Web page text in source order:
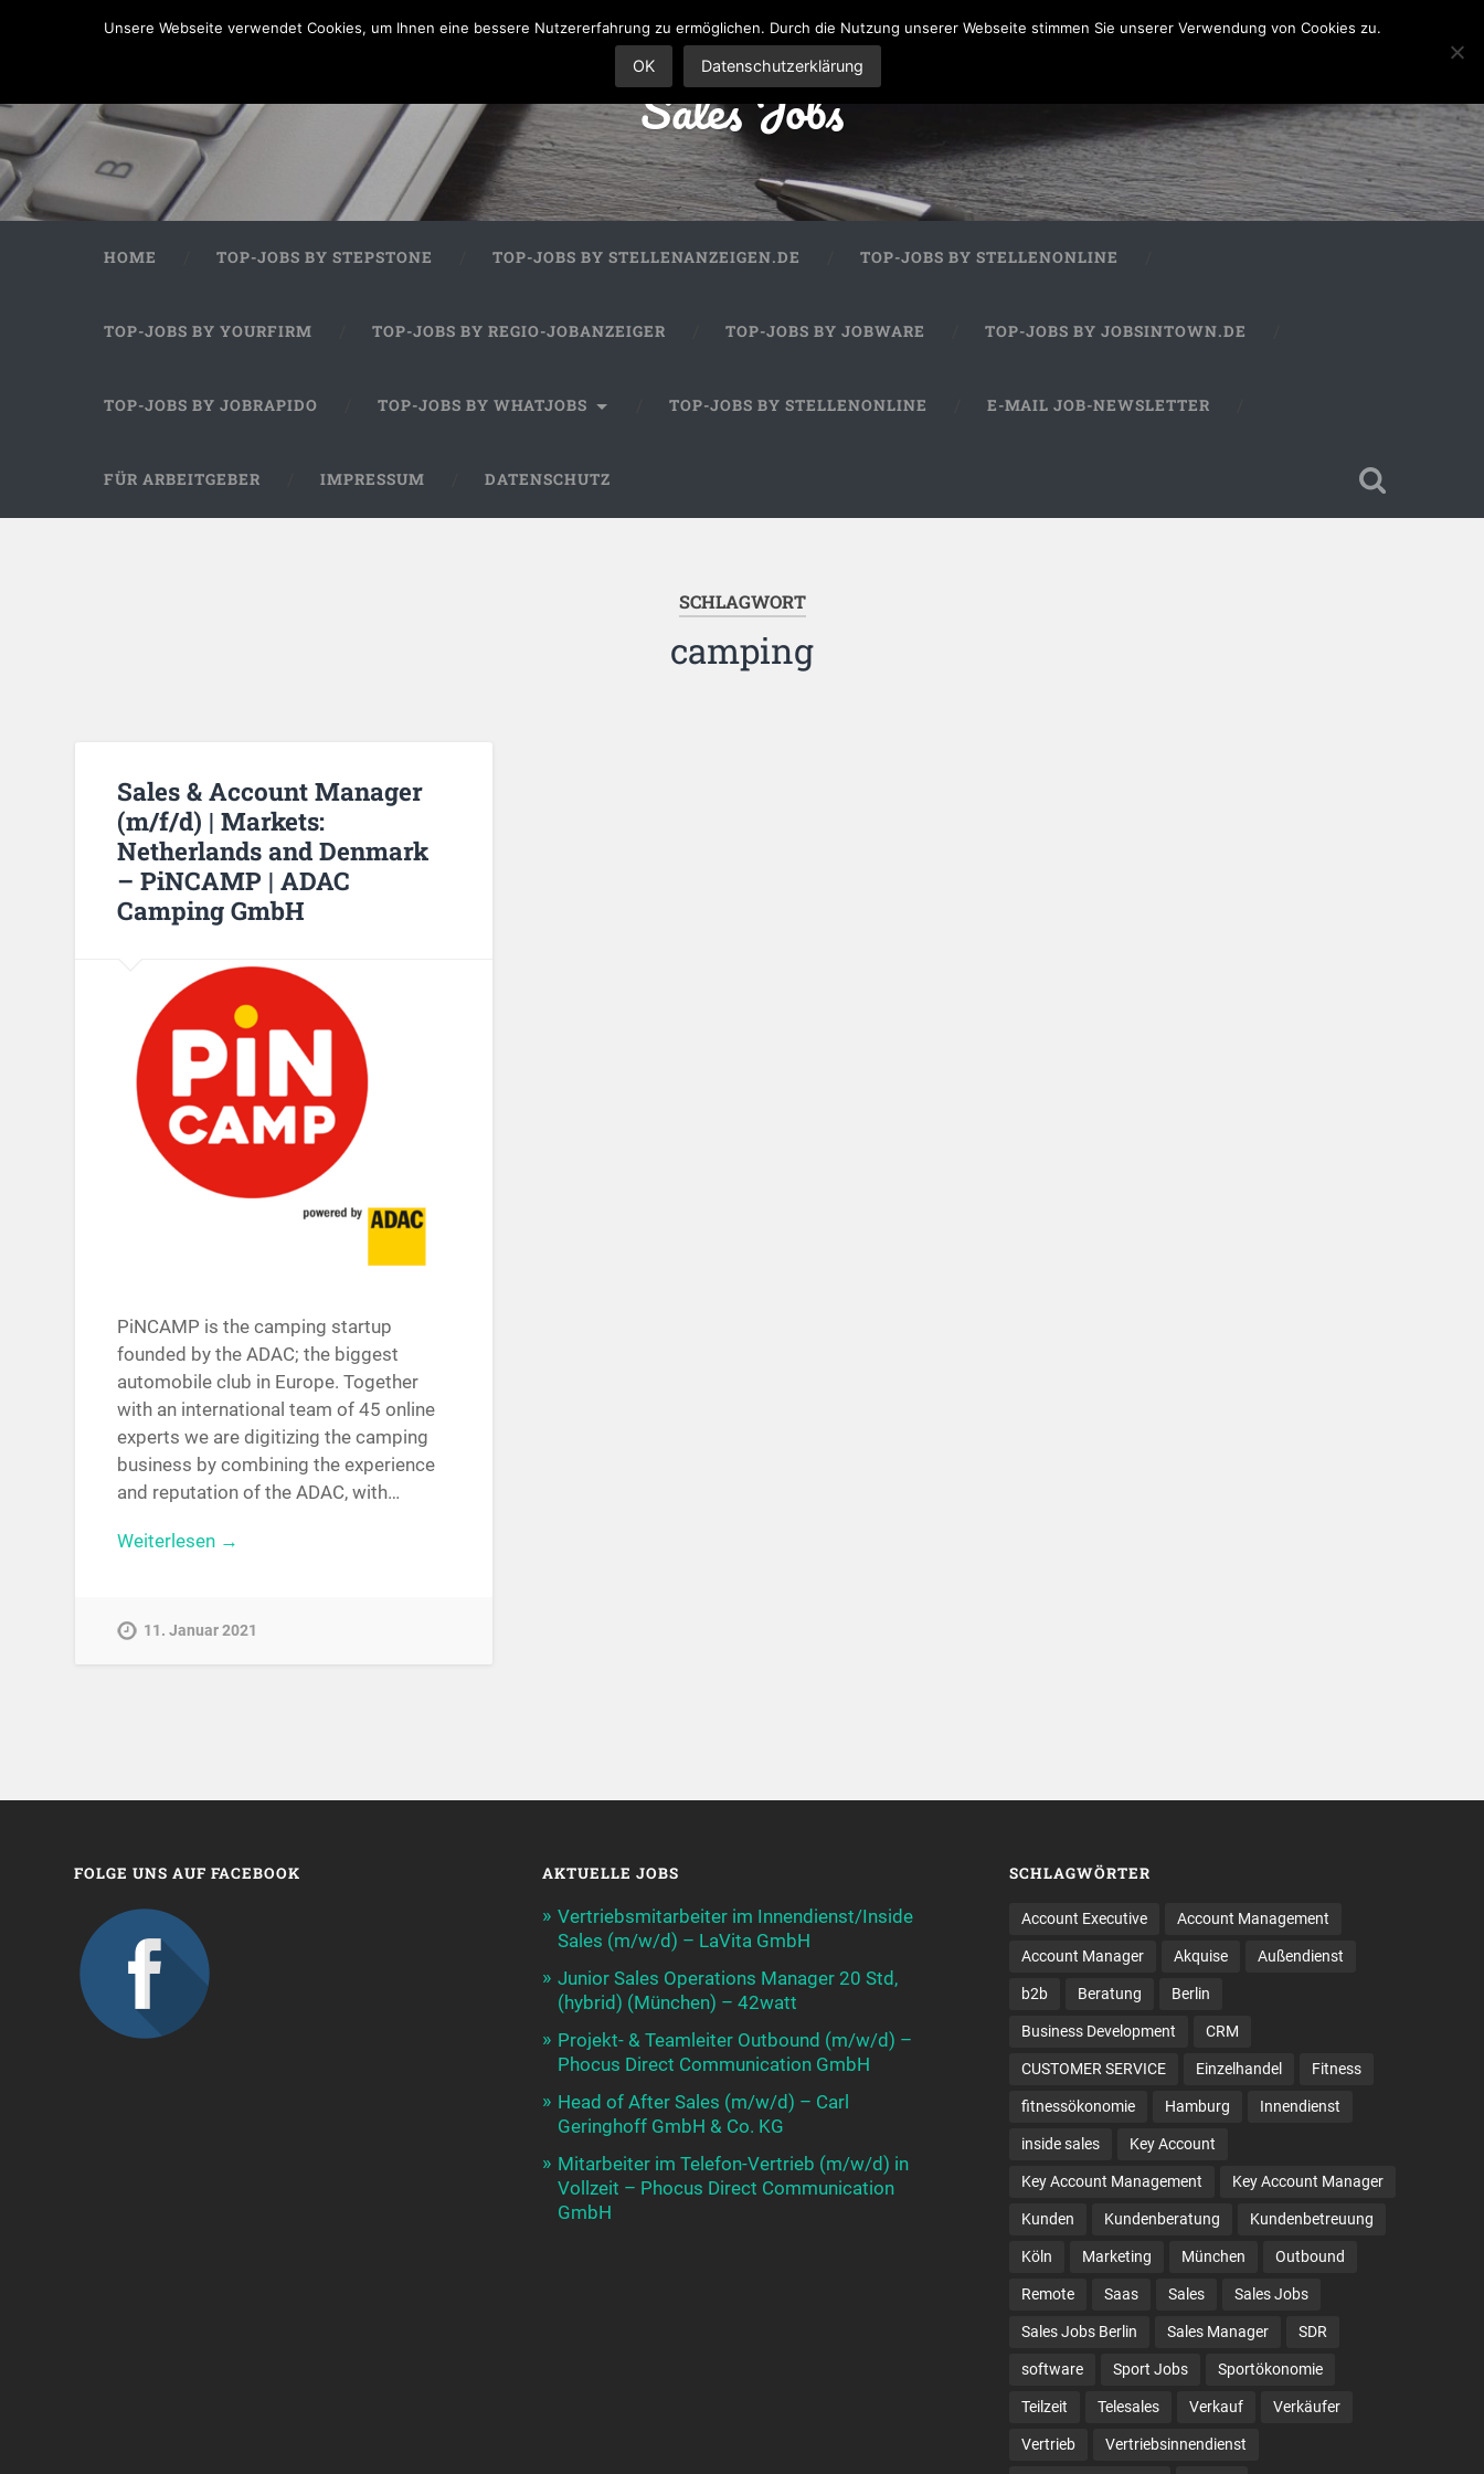
Sales Jobs
HOME TOP-JOBS BY STEPSTONE TOP-JOBS BY STELLENANZEIGEN.DE TOP-JOBS BY STELLENONLINE
TOP-JOBS BY YOURFIRM TOP-JOBS BY REGIO-JOBANZEIGER TOP-JOBS BY JOBWARE TOP-JOBS BY JOBSINTOWN.DE
TOP-JOBS BY JOBRAPIDO TOP-JOBS BY WHATJOBS TOP-JOBS BY STELLENONLINE E-MAIL JOB-NEWSLETTER
FÜR ARBEITGEBER IMPRESSUM DATENSCHUTZ
SCHLAGWORT
camping
Sales & Account Manager
(m/f/d) | Markets:
Netherlands and Denmark
– PiNCAMP | ADAC
Camping GmbH
PiNCAMP is the camping startup
founded by the ADAC; the biggest
automobile club in Europe. Together
with an international team of 45 online
experts we are digitizing the camping
business by combining the experience
and reputation of the ADAC, with…
Weiterlesen →
11. Januar 2021
FOLGE UNS AUF FACEBOOK AKTUELLE JOBS
Vertriebsmitarbeiter im Innendienst/Inside
Sales (m/w/d) – LaVita GmbH
Junior Sales Operations Manager 20 Std,
(hybrid) (München) – 42watt
Projekt- & Teamleiter Outbound (m/w/d) –
Phocus Direct Communication GmbH
Head of After Sales (m/w/d) – Carl
Geringhoff GmbH & Co. KG
Mitarbeiter im Telefon-Vertrieb (m/w/d) in
Vollzeit – Phocus Direct Communication
GmbH
SCHLAGWÖRTER
Account Executive Account Management
Account Manager Akquise Außendienst
b2b Beratung Berlin
Business Development CRM
CUSTOMER SERVICE Einzelhandel Fitness
fitnessökonomie Hamburg Innendienst
inside sales Key Account
Key Account Management Key Account Manager
Kunden Kundenberatung Kundenbetreuung
Köln Marketing München Outbound
Remote Saas Sales Sales Jobs
Sales Jobs Berlin Sales Manager SDR
software Sport Jobs Sportökonomie
Teilzeit Telesales Verkauf Verkäufer
Vertrieb Vertriebsinnendienst
Unsere Webseite verwendet Cookies, um Ihnen eine bessere Nutzererfahrung zu ermöglichen. Durch die Nutzung unserer Webseite stimmen Sie unserer Verwendung von Cookies zu.
OK Datenschutzerklärung